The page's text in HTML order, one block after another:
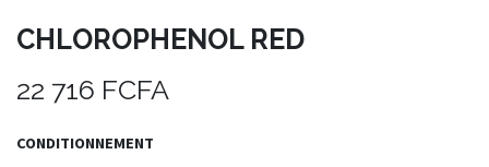
CHLOROPHENOL RED
22 716 FCFA
CONDITIONNEMENT